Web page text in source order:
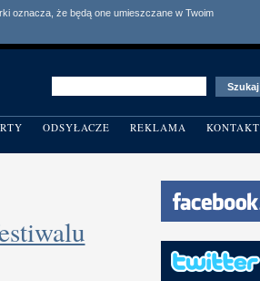
oznacza, że będą one umieszczane w Twoim
ODSYŁACZE REKLAMA KONTAKT